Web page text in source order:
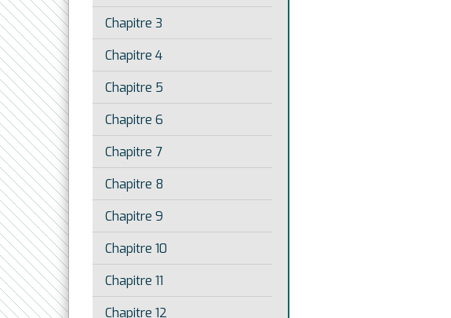
Chapitre 3
Chapitre 4
Chapitre 5
Chapitre 6
Chapitre 7
Chapitre 8
Chapitre 9
Chapitre 10
Chapitre 11
Chapitre 12